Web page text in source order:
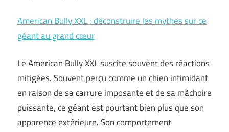
American Bully XXL : déconstruire les mythes sur ce
géant au grand cœur
Le American Bully XXL suscite souvent des réactions
mitigées. Souvent perçu comme un chien intimidant
en raison de sa carrure imposante et de sa mâchoire
puissante, ce géant est pourtant bien plus que son
apparence extérieure. Son comportement